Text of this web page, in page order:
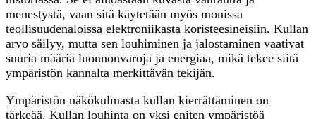
menestystä, vaan sitä käytetään myös monissa
teollisuudenaloissa elektroniikasta koristeesineisiin. Kullan
arvo säilyy, mutta sen louhiminen ja jalostaminen vaativat
suuria määriä luonnonvaroja ja energiaa, mikä tekee siitä
ympäristön kannalta merkittävän tekijän.
Ympäristön näkökulmasta kullan kierrättäminen on
tärkeää. Kullan louhinta on yksi eniten ympäristöä